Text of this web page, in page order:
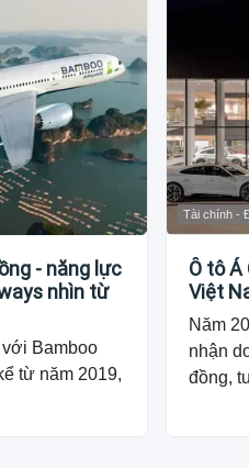
- năng lực
nhìn từ
Bamboo
từ năm 2019,
Tài chính -
Ô tô Á
Việt
Năm
nhận
đồng,